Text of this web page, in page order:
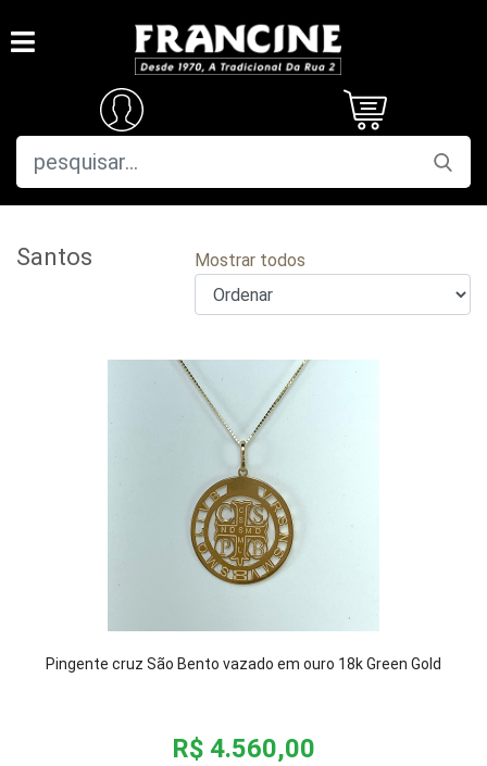
Santos Mostrar todos
Pingente cruz São Bento vazado em ouro 18k Green Gold
R$ 4.560,00